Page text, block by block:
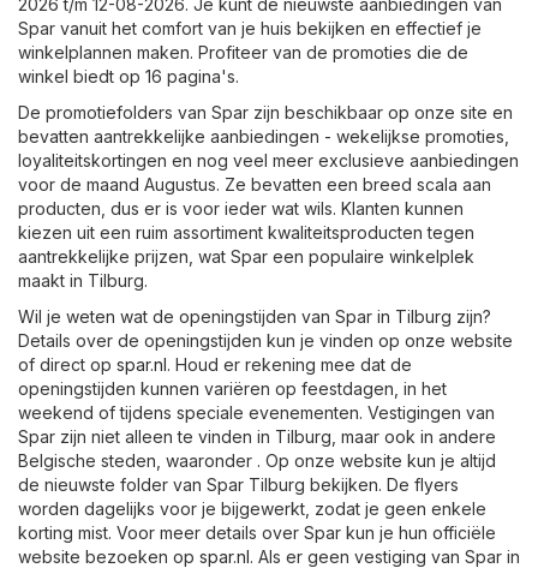
Spar vanuit het comfort van je huis bekijken en effectief je
winkelplannen maken. Profiteer van de promoties die de
winkel biedt op 16 pagina's.
De promotiefolders van Spar zijn beschikbaar op onze site en
bevatten aantrekkelijke aanbiedingen - wekelijkse promoties,
loyaliteitskortingen en nog veel meer exclusieve aanbiedingen
voor de maand Augustus. Ze bevatten een breed scala aan
producten, dus er is voor ieder wat wils. Klanten kunnen
kiezen uit een ruim assortiment kwaliteitsproducten tegen
aantrekkelijke prijzen, wat Spar een populaire winkelplek
maakt in Tilburg.
Wil je weten wat de openingstijden van Spar in Tilburg zijn?
Details over de openingstijden kun je vinden op onze website
of direct op spar.nl. Houd er rekening mee dat de
openingstijden kunnen variëren op feestdagen, in het
weekend of tijdens speciale evenementen. Vestigingen van
Spar zijn niet alleen te vinden in Tilburg, maar ook in andere
Belgische steden, waaronder . Op onze website kun je altijd
de nieuwste folder van Spar Tilburg bekijken. De flyers
worden dagelijks voor je bijgewerkt, zodat je geen enkele
korting mist. Voor meer details over Spar kun je hun officiële
website bezoeken op spar.nl. Als er geen vestiging van Spar in